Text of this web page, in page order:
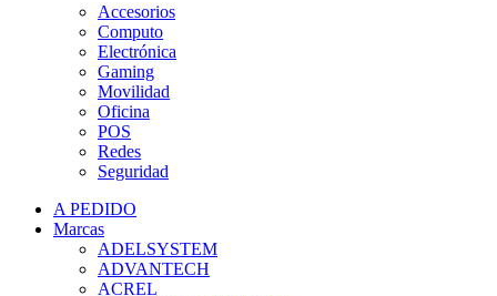
Accesorios
Computo
Electrónica
Gaming
Movilidad
Oficina
POS
Redes
Seguridad
A PEDIDO
Marcas
ADELSYSTEM
ADVANTECH
ACREL